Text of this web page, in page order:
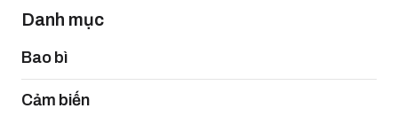
Danh mục
Bao bì
Cảm biến